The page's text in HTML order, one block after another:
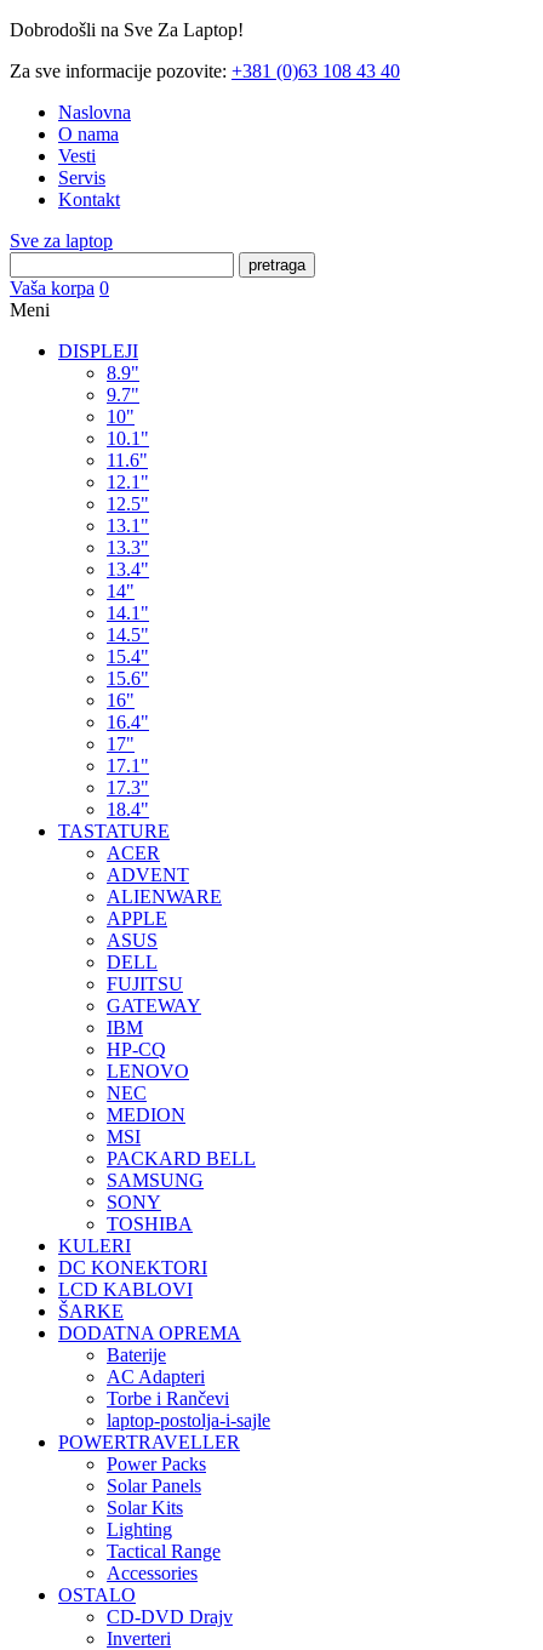
Dobrodošli na Sve Za Laptop!
Za sve informacije pozovite: +381 (0)63 108 43 40
Naslovna
O nama
Vesti
Servis
Kontakt
Sve za laptop
pretraga
Vaša korpa 0
Meni
DISPLEJI
8.9"
9.7"
10"
10.1"
11.6"
12.1"
12.5"
13.1"
13.3"
13.4"
14"
14.1"
14.5"
15.4"
15.6"
16"
16.4"
17"
17.1"
17.3"
18.4"
TASTATURE
ACER
ADVENT
ALIENWARE
APPLE
ASUS
DELL
FUJITSU
GATEWAY
IBM
HP-CQ
LENOVO
NEC
MEDION
MSI
PACKARD BELL
SAMSUNG
SONY
TOSHIBA
KULERI
DC KONEKTORI
LCD KABLOVI
ŠARKE
DODATNA OPREMA
Baterije
AC Adapteri
Torbe i Rančevi
laptop-postolja-i-sajle
POWERTRAVELLER
Power Packs
Solar Panels
Solar Kits
Lighting
Tactical Range
Accessories
OSTALO
CD-DVD Drajv
Inverteri